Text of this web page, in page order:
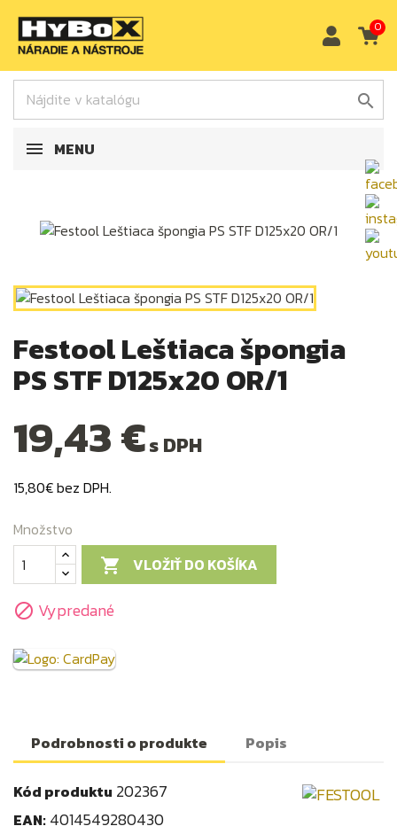

0
MENU
Festool Leštiaca špongia
PS STF D125x20 OR/1
19,43 €s DPH
15,80€ bez DPH.
Množstvo

VLOŽIŤ DO KOŠÍKA
 Vypredané
Podrobnosti o produkte Popis
Kód produktu 202367
EAN: 4014549280430